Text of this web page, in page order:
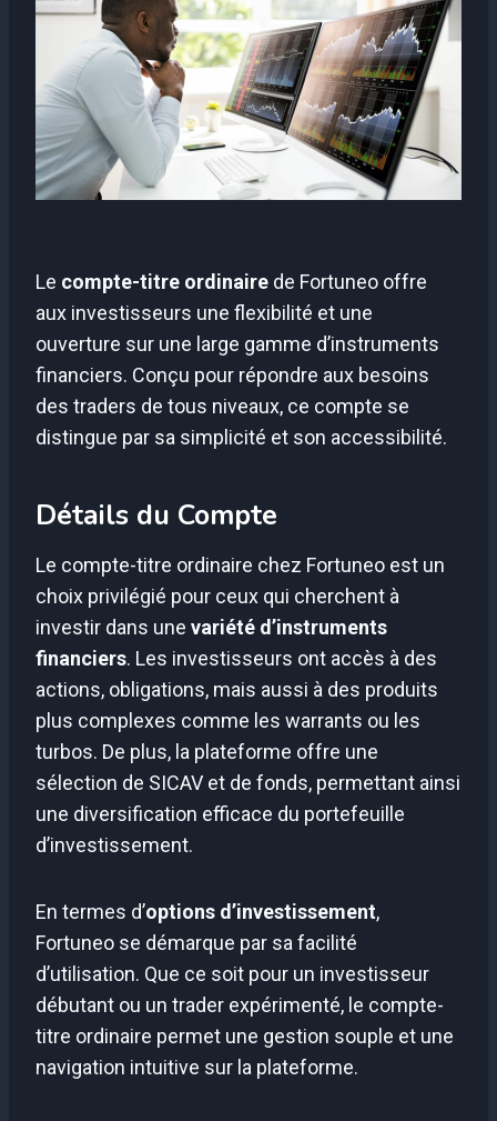
Le compte-titre ordinaire de Fortuneo offre
aux investisseurs une flexibilité et une
ouverture sur une large gamme d’instruments
financiers. Conçu pour répondre aux besoins
des traders de tous niveaux, ce compte se
distingue par sa simplicité et son accessibilité.
Détails du Compte
Le compte-titre ordinaire chez Fortuneo est un
choix privilégié pour ceux qui cherchent à
investir dans une variété d’instruments
financiers. Les investisseurs ont accès à des
actions, obligations, mais aussi à des produits
plus complexes comme les warrants ou les
turbos. De plus, la plateforme offre une
sélection de SICAV et de fonds, permettant ainsi
une diversification efficace du portefeuille
d’investissement.
En termes d’options d’investissement,
Fortuneo se démarque par sa facilité
d’utilisation. Que ce soit pour un investisseur
débutant ou un trader expérimenté, le compte-
titre ordinaire permet une gestion souple et une
navigation intuitive sur la plateforme.